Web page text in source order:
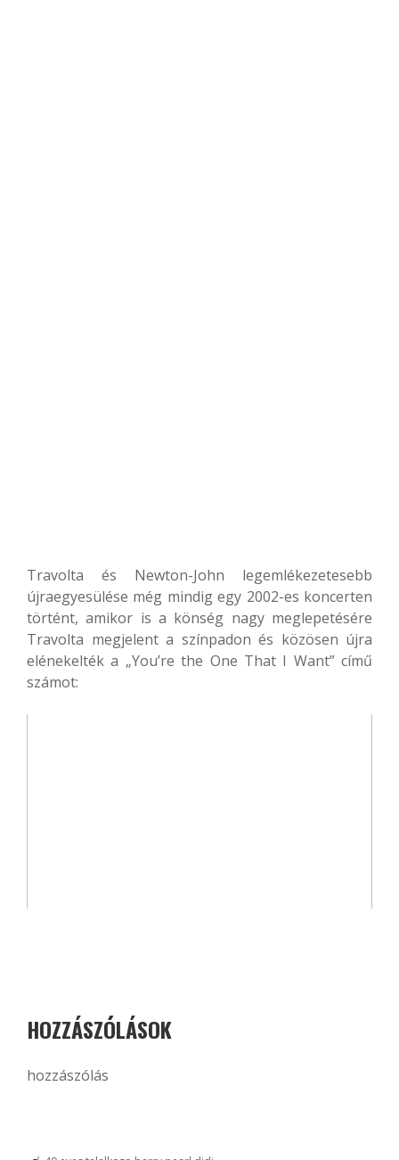
Travolta és Newton-John legemlékezetesebb
újraegyesülése még mindig egy 2002-es koncerten
történt, amikor is a könség nagy meglepetésére
Travolta megjelent a színpadon és közösen újra
elénekelték a „You’re the One That I Want” című
számot:
HOZZÁSZÓLÁSOK
hozzászólás